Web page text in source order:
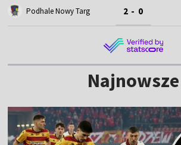
Podhale Nowy Targ 2 - 0
Najnowsze